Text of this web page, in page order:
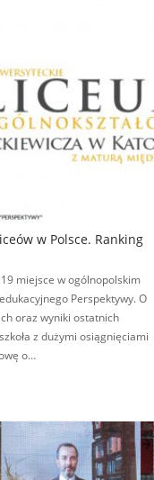
w Polsce. Ranking
miejsce w ogólnopolskim
Perspektywy. O
oraz wyniki ostatnich
z dużymi osiągnięciami
o…